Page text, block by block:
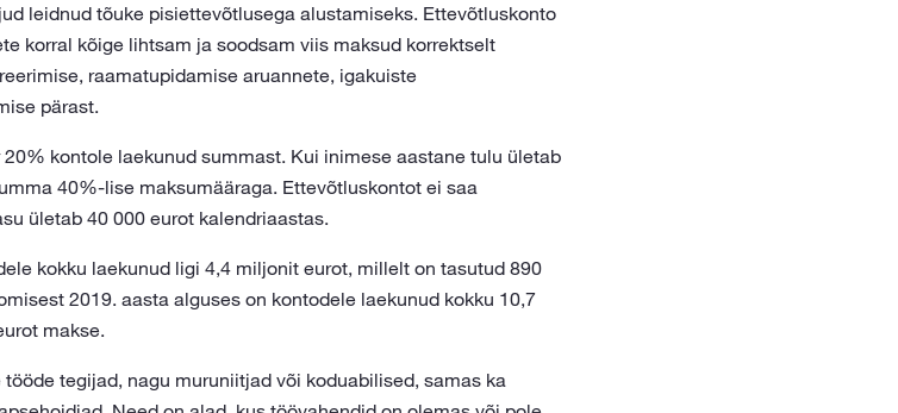
leidnud tõuke pisiettevõtlusega alustamiseks. Ettevõtluskonto
korral kõige lihtsam ja soodsam viis maksud korrektselt
raamatupidamise aruannete, igakuiste
pärast.
kontole laekunud summast. Kui inimese aastane tulu ületab
40%-lise maksumääraga. Ettevõtluskontot ei saa
ületab 40 000 eurot kalendriaastas.
kokku laekunud ligi 4,4 miljonit eurot, millelt on tasutud 890
2019. aasta alguses on kontodele laekunud kokku 10,7
makse.
tegijad, nagu muruniitjad või koduabilised, samas ka